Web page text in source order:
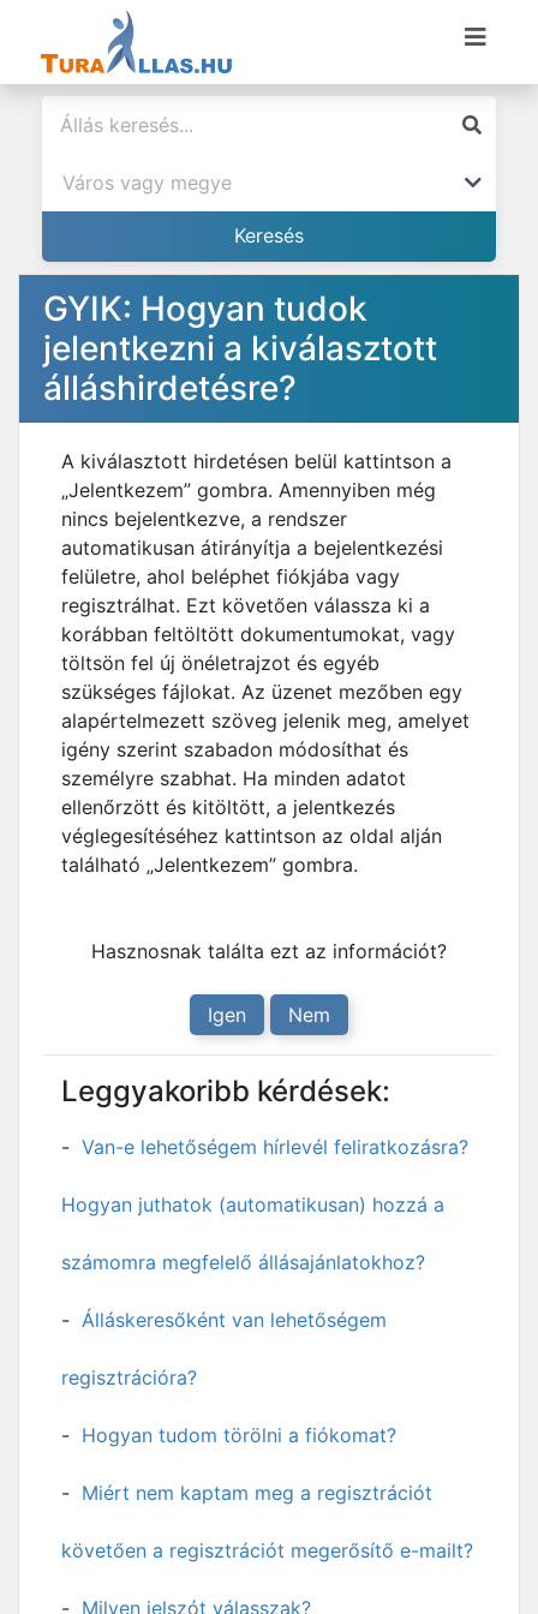
GYIK: Hogyan tudok
jelentkezni a kiválasztott
álláshirdetésre?
A kiválasztott hirdetésen belül kattintson a
„Jelentkezem” gombra. Amennyiben még
nincs bejelentkezve, a rendszer
automatikusan átirányítja a bejelentkezési
felületre, ahol beléphet fiókjába vagy
regisztrálhat. Ezt követően válassza ki a
korábban feltöltött dokumentumokat, vagy
töltsön fel új önéletrajzot és egyéb
szükséges fájlokat. Az üzenet mezőben egy
alapértelmezett szöveg jelenik meg, amelyet
igény szerint szabadon módosíthat és
személyre szabhat. Ha minden adatot
ellenőrzött és kitöltött, a jelentkezés
véglegesítéséhez kattintson az oldal alján
található „Jelentkezem” gombra.
Hasznosnak találta ezt az információt?
Igen Nem
Leggyakoribb kérdések:
Van-e lehetőségem hírlevél feliratkozásra?
Hogyan juthatok (automatikusan) hozzá a
számomra megfelelő állásajánlatokhoz?
Álláskeresőként van lehetőségem
regisztrációra?
Hogyan tudom törölni a fiókomat?
Miért nem kaptam meg a regisztrációt
követően a regisztrációt megerősítő e-mailt?
Milyen jelszót válasszak?